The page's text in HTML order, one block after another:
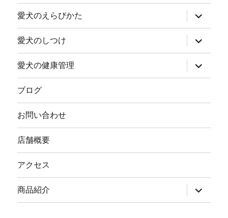
ー
を
展
開
愛犬のえらびかた
サ
ブ
メ
ニ
ュ
ー
を
展
開
愛犬のしつけ
サ
ブ
メ
ニ
ュ
ー
開
愛犬の健康管理
サ
ブ
メ
ー
開
ブログ
お問い合わせ
店舗概要
アクセス
商品紹介
サ
ブ
メ